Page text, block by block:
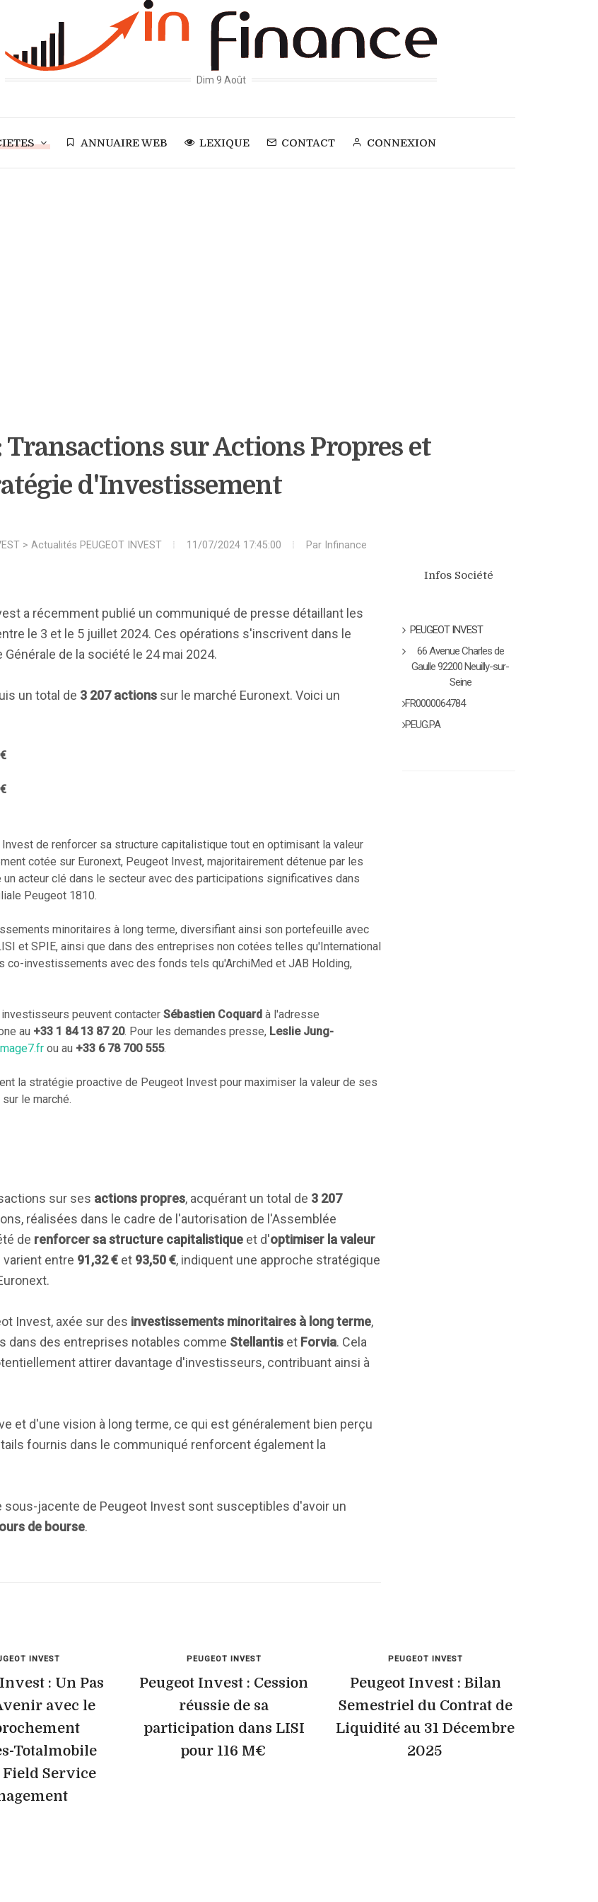
Dim 9 Août
ANNUAIRE WEB LEXIQUE CONTACT CONNEXION
Transactions sur Actions Propres et
d'Investissement
> Actualités PEUGEOT INVEST 11/07/2024 17:45:00 Par Infinance
a récemment publié un communiqué de presse détaillant les
le 3 et le 5 juillet 2024. Ces opérations s'inscrivent dans le
de la société le 24 mai 2024.
un total de 3 207 actions sur le marché Euronext. Voici un
de renforcer sa structure capitalistique tout en optimisant la valeur
cotée sur Euronext, Peugeot Invest, majoritairement détenue par les
acteur clé dans le secteur avec des participations significatives dans
Peugeot 1810.
minoritaires à long terme, diversifiant ainsi son portefeuille avec
et SPIE, ainsi que dans des entreprises non cotées telles qu'International
co-investissements avec des fonds tels qu'ArchiMed et JAB Holding,
peuvent contacter Sébastien Coquard à l'adresse
au +33 1 84 13 87 20. Pour les demandes presse, Leslie Jung-
ou au +33 6 78 700 555.
la stratégie proactive de Peugeot Invest pour maximiser la valeur de ses
le marché.
sur ses actions propres, acquérant un total de 3 207
réalisées dans le cadre de l'autorisation de l'Assemblée
de renforcer sa structure capitalistique et d'optimiser la valeur
varient entre 91,32 € et 93,50 €, indiquent une approche stratégique
Invest, axée sur des investissements minoritaires à long terme,
dans des entreprises notables comme Stellantis et Forvia. Cela
attirer davantage d'investisseurs, contribuant ainsi à
et d'une vision à long terme, ce qui est généralement bien perçu
fournis dans le communiqué renforcent également la
jacente de Peugeot Invest sont susceptibles d'avoir un
de bourse.
Infos Société
PEUGEOT INVEST
66 Avenue Charles de
Gaulle 92200 Neuilly-sur-
Seine
FR0000064784
PEUG.PA
INVEST
: Un Pas
avec le
Totalmobile
Field Service
PEUGEOT INVEST
Peugeot Invest : Cession
réussie de sa
participation dans LISI
pour 116 M€
PEUGEOT INVEST
Peugeot Invest : Bilan
Semestriel du Contrat de
Liquidité au 31 Décembre
2025